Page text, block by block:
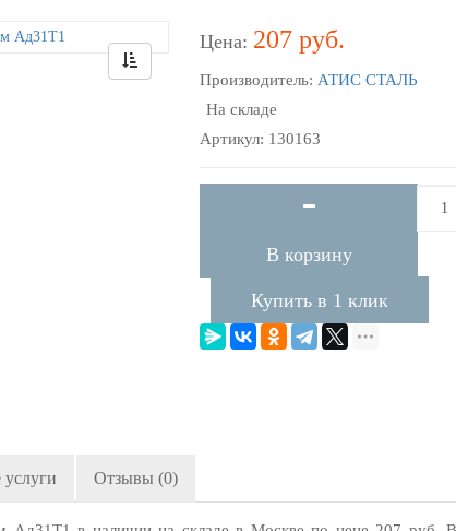
Цена: 207 руб.
Производитель: АТИС СТАЛЬ
На складе
Артикул: 130163
В корзину
Купить в 1 клик
Отзывы (0)